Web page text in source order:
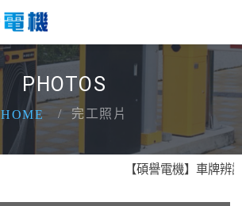
PHOTOS
HOME 完工照片
【碩譽電機】車牌辨